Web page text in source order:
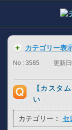
カテゴリー表
No : 3585 更新
【カスタ
い
カテゴリー： セ